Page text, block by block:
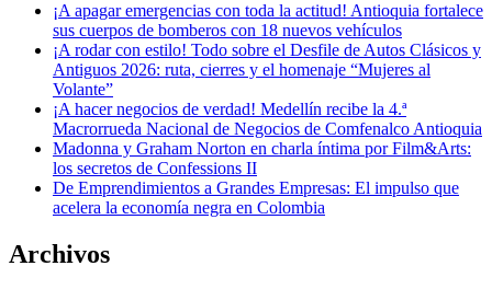
¡A apagar emergencias con toda la actitud! Antioquia fortalece
sus cuerpos de bomberos con 18 nuevos vehículos
¡A rodar con estilo! Todo sobre el Desfile de Autos Clásicos y
Antiguos 2026: ruta, cierres y el homenaje “Mujeres al
Volante”
¡A hacer negocios de verdad! Medellín recibe la 4.ª
Macrorrueda Nacional de Negocios de Comfenalco Antioquia
Madonna y Graham Norton en charla íntima por Film&Arts:
los secretos de Confessions II
De Emprendimientos a Grandes Empresas: El impulso que
acelera la economía negra en Colombia
Archivos